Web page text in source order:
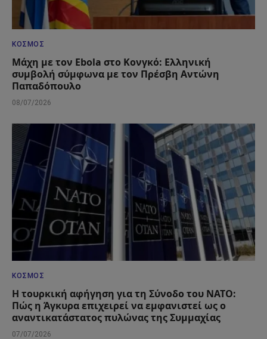
ΚΌΣΜΟΣ
Μάχη με τον Ebola στο Κονγκό: Ελληνική
συμβολή σύμφωνα με τον Πρέσβη Αντώνη
Παπαδόπουλο
08/07/2026
ΚΌΣΜΟΣ
Η τουρκική αφήγηση για τη Σύνοδο του ΝΑΤΟ:
Πώς η Άγκυρα επιχειρεί να εμφανιστεί ως ο
αναντικατάστατος πυλώνας της Συμμαχίας
07/07/2026